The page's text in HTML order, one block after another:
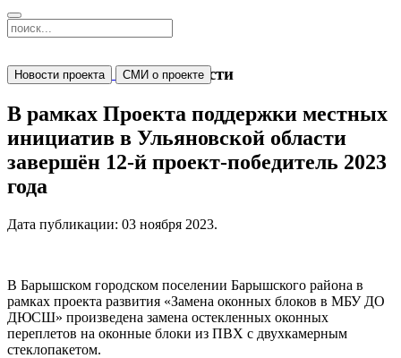
Новости
Новости проекта СМИ о проекте
В рамках Проекта поддержки местных
инициатив в Ульяновской области
завершён 12-й проект-победитель 2023
года
Дата публикации: 03 ноября 2023.
В Барышском городском поселении Барышского района в
рамках проекта развития «Замена оконных блоков в МБУ ДО
ДЮСШ» произведена замена остекленных оконных
переплетов на оконные блоки из ПВХ с двухкамерным
стеклопакетом.